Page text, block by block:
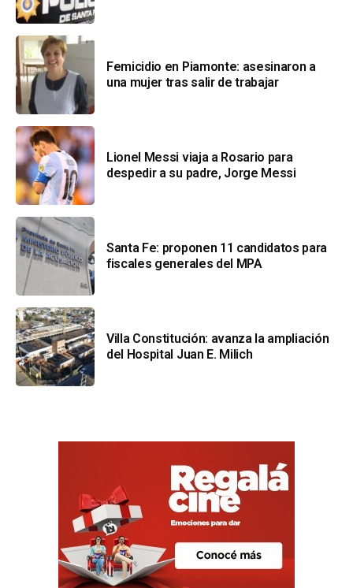
Femicidio en Piamonte: asesinaron a
una mujer tras salir de trabajar
Lionel Messi viaja a Rosario para
despedir a su padre, Jorge Messi
Santa Fe: proponen 11 candidatos para
fiscales generales del MPA
Villa Constitución: avanza la ampliación
del Hospital Juan E. Milich